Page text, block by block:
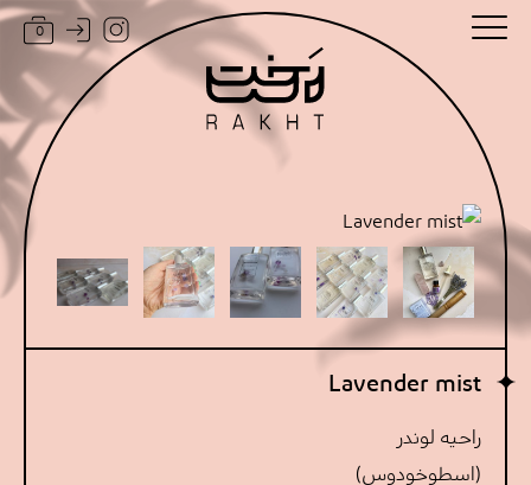
0
Lavender mist
راحیه لوندر
(اسطوخودوس)